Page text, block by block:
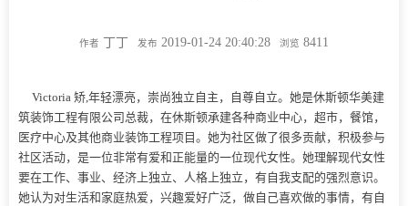
作者 丁丁 发布 2019-01-24 20:40:28 浏览 8411
Victoria 矫,年轻漂亮，崇尚独立自主，自尊自立。她是休斯顿华美建
筑装饰工程有限公司总裁，在休斯顿承建各种商业中心，超市，餐馆，
医疗中心及其他商业装饰工程项目。 她为社区做了很多贡献，积极参与
社区活动，是一位非常有爱和正能量的一位现代女性。她理解现代女性
要在工作、事业、经济上独立、人格上独立，有自我支配的强烈意识。
她认为对生活和家庭热爱，兴趣爱好广泛，做自己喜欢做的事情，有自